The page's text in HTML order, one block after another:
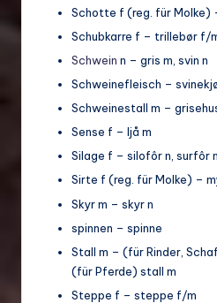
Schotte f (reg. für Molke)
Schubkarre f – trillebør f/
Schwein n – gris m, svin n
Schweinefleisch –
Schweinestall m –
Sense f – ljå m
Silage f – silofôr n, surfôr n
Sirte f (reg. für Molke) –
Skyr m – skyr n
spinnen – spinne
Stall m – (für Rinder,
(für Pferde) stall m
Steppe f – steppe f/m